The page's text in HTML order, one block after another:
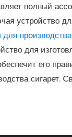
полный
устройство
производства
для
его
сигарет.